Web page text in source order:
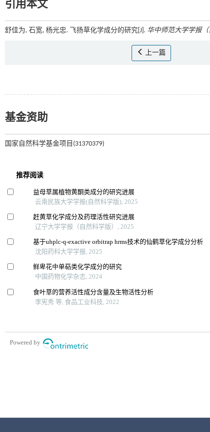
引用本文
舒佳为, 石宽, 杨光忠. 飞扬草化学成分的研究[J]. 华中师范大学学报（
上一篇
基金资助
国家自然科学基金项目(31370379)